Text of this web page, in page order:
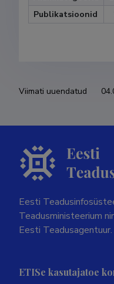
Publikatsioonid
Viimati uuendatud
Eesti
Teadusministeerium
Eesti Teadusagentuur.
ETISe kasutajatoe